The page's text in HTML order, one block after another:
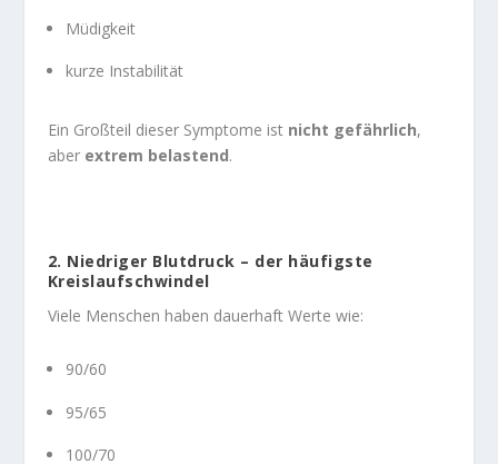
Müdigkeit
kurze Instabilität
Ein Großteil dieser Symptome ist nicht gefährlich,
aber extrem belastend.
2. Niedriger Blutdruck – der häufigste
Kreislaufschwindel
Viele Menschen haben dauerhaft Werte wie:
90/60
95/65
100/70